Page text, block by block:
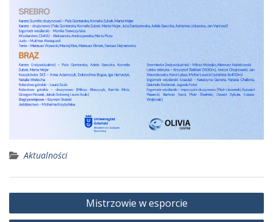
Aktualności
Nawigacja
wpisu
Mistrzowie w esporcie